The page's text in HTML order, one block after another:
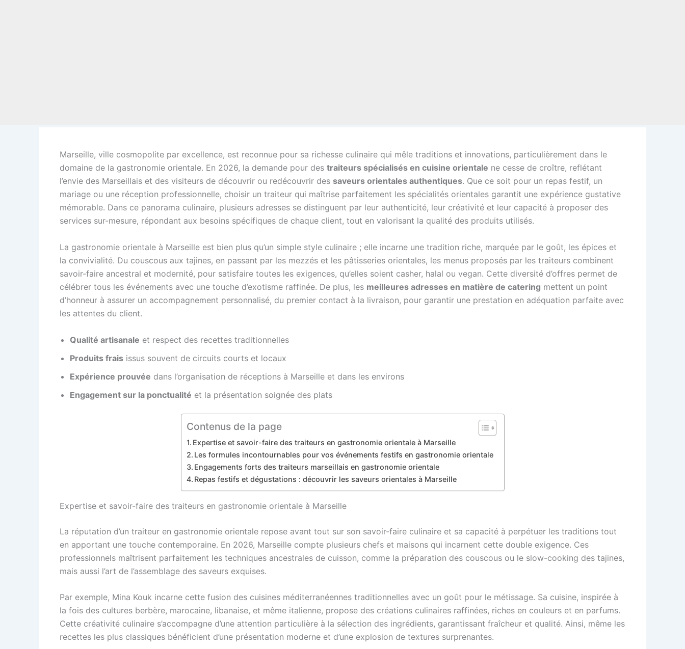
Marseille, ville cosmopolite par excellence, est reconnue pour sa richesse culinaire qui mêle traditions et innovations, particulièrement dans le
domaine de la gastronomie orientale. En 2026, la demande pour des traiteurs spécialisés en cuisine orientale ne cesse de croître, reflétant
l’envie des Marseillais et des visiteurs de découvrir ou redécouvrir des saveurs orientales authentiques. Que ce soit pour un repas festif, un
mariage ou une réception professionnelle, choisir un traiteur qui maîtrise parfaitement les spécialités orientales garantit une expérience gustative
mémorable. Dans ce panorama culinaire, plusieurs adresses se distinguent par leur authenticité, leur créativité et leur capacité à proposer des
services sur-mesure, répondant aux besoins spécifiques de chaque client, tout en valorisant la qualité des produits utilisés.
La gastronomie orientale à Marseille est bien plus qu’un simple style culinaire ; elle incarne une tradition riche, marquée par le goût, les épices et
la convivialité. Du couscous aux tajines, en passant par les mezzés et les pâtisseries orientales, les menus proposés par les traiteurs combinent
savoir-faire ancestral et modernité, pour satisfaire toutes les exigences, qu’elles soient casher, halal ou vegan. Cette diversité d’offres permet de
célébrer tous les événements avec une touche d’exotisme raffinée. De plus, les meilleures adresses en matière de catering mettent un point
d’honneur à assurer un accompagnement personnalisé, du premier contact à la livraison, pour garantir une prestation en adéquation parfaite avec
les attentes du client.
Qualité artisanale et respect des recettes traditionnelles
Produits frais issus souvent de circuits courts et locaux
Expérience prouvée dans l’organisation de réceptions à Marseille et dans les environs
Engagement sur la ponctualité et la présentation soignée des plats
Contenus de la page
Expertise et savoir-faire des traiteurs en gastronomie orientale à Marseille
Les formules incontournables pour vos événements festifs en gastronomie orientale
Engagements forts des traiteurs marseillais en gastronomie orientale
Repas festifs et dégustations : découvrir les saveurs orientales à Marseille
Expertise et savoir-faire des traiteurs en gastronomie orientale à Marseille
La réputation d’un traiteur en gastronomie orientale repose avant tout sur son savoir-faire culinaire et sa capacité à perpétuer les traditions tout
en apportant une touche contemporaine. En 2026, Marseille compte plusieurs chefs et maisons qui incarnent cette double exigence. Ces
professionnels maîtrisent parfaitement les techniques ancestrales de cuisson, comme la préparation des couscous ou le slow-cooking des tajines,
mais aussi l’art de l’assemblage des saveurs exquises.
Par exemple, Mina Kouk incarne cette fusion des cuisines méditerranéennes traditionnelles avec un goût pour le métissage. Sa cuisine, inspirée à
la fois des cultures berbère, marocaine, libanaise, et même italienne, propose des créations culinaires raffinées, riches en couleurs et en parfums.
Cette créativité culinaire s’accompagne d’une attention particulière à la sélection des ingrédients, garantissant fraîcheur et qualité. Ainsi, même les
recettes les plus classiques bénéficient d’une présentation moderne et d’une explosion de textures surprenantes.